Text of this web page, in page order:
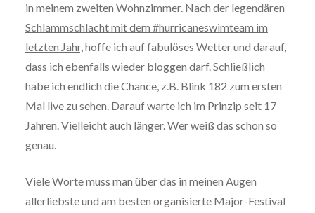
in meinem zweiten Wohnzimmer. Nach der legendären
Schlammschlacht mit dem #hurricaneswimteam im
letzten Jahr,hoffe ich auf fabulöses Wetter und darauf,
dass ich ebenfalls wieder bloggen darf. Schließlich
habe ich endlich die Chance, z.B. Blink 182 zum ersten
Mal live zu sehen. Darauf warte ich im Prinzip seit 17
Jahren. Vielleicht auch länger. Wer weiß das schon so
genau.
Viele Worte muss man über das in meinen Augen
allerliebste und am besten organisierte Major-Festival